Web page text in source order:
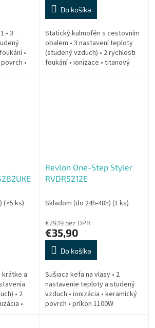
• 3
•
•
Do košíka
Statický kulmofén s cestovním
obalem • 3 nastavení teploty
(studený vzduch) • 2 rychlosti
foukání • ionizace • titanový
(>5 ks)
a
• 2
•
Revlon One-Step Styler
RVDR5212E
Skladom (do 24h-48h) (1 ks)
€29,19 bez DPH
€35,90
Do košíka
Sušiaca kefa na vlasy • 2
nastavenie teploty a studený
vzduch • ionizácia • keramický
povrch • príkon 1100W